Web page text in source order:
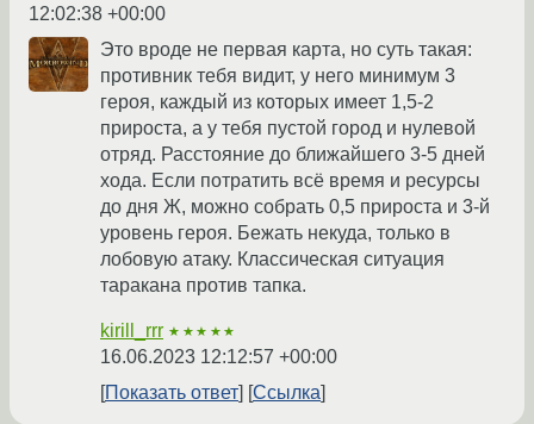
12:02:38 +00:00
Это вроде не первая карта, но суть такая:
противник тебя видит, у него минимум 3
героя, каждый из которых имеет 1,5-2
прироста, а у тебя пустой город и нулевой
отряд. Расстояние до ближайшего 3-5 дней
хода. Если потратить всё время и ресурсы
до дня Ж, можно собрать 0,5 прироста и 3-й
уровень героя. Бежать некуда, только в
лобовую атаку. Классическая ситуация
таракана против тапка.
kirill_rrr ★★★★★
16.06.2023 12:12:57 +00:00
Показать ответ
Ссылка